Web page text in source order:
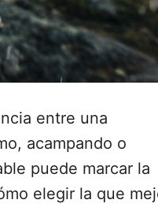
entre una
acampando o
puede marcar la
elegir la que